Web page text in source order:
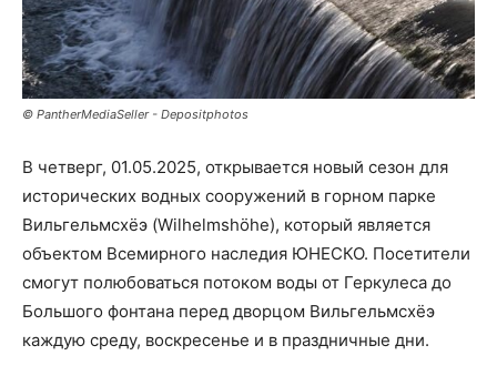
© PantherMediaSeller - Depositphotos
В четверг, 01.05.2025, открывается новый сезон для
исторических водных сооружений в горном парке
Вильгельмсхёэ (Wilhelmshöhe), который является
объектом Всемирного наследия ЮНЕСКО. Посетители
смогут полюбоваться потоком воды от Геркулеса до
Большого фонтана перед дворцом Вильгельмсхёэ
каждую среду, воскресенье и в праздничные дни.